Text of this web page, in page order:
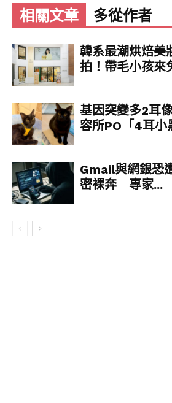
根據他聽到的資訊，Metro表示
於該有進度的。我知道他們在開
慢。我所聽到的真的非常不妙，
很。」
對於即將上來的BlizzCon暴雪
認為暴雪能夠端上檯面的東西有
秀出幾支新英雄，僅此而已。
眾所皆知，自從暴雪在《鬥陣
暴雪嘉年華首度揭露後，整個部
希望讓這個2015年推出後，近年
人團隊射擊遊戲注入新的生命，
以來一代幾乎沒有新的東西，而
相關文章 多從作者
韓系最潮烘焙美
拍！帶毛小孩來
基因突變多2耳
容所PO「4耳小
Gmail與網銀恐
密裸奔 專家...